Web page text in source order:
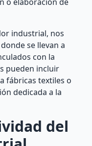
industrial, nos
se llevan a
con la
pueden incluir
fábricas textiles o
dedicada a la
del